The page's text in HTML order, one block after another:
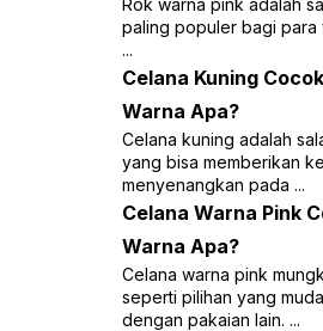
Rok warna pink adalah
paling populer bagi para
...
Celana Kuning
Warna Apa?
Celana kuning adalah
yang bisa memberikan
menyenangkan pada ...
Celana Warna Pink
Warna Apa?
Celana warna pink
seperti pilihan yang
dengan pakaian lain. ...